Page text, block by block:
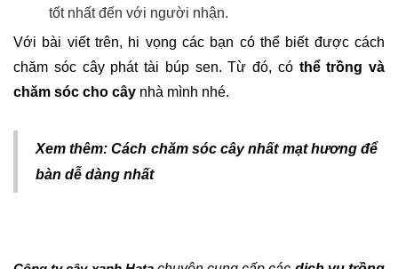
tốt nhất đến với người nhận.
Với bài viết trên, hi vọng các bạn có thể biết được cách
chăm sóc cây phát tài búp sen. Từ đó, có thể trồng và
chăm sóc cho cây nhà mình nhé.
Xem thêm: Cách chăm sóc cây nhất mạt hương để
bàn dễ dàng nhất